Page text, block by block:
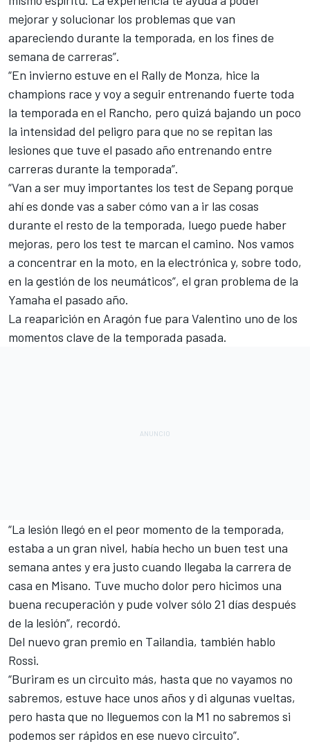
mejorar y solucionar los problemas que van
apareciendo durante la temporada, en los fines de
semana de carreras”.
“En invierno estuve en el Rally de Monza, hice la
champions race y voy a seguir entrenando fuerte toda
la temporada en el Rancho, pero quizá bajando un poco
la intensidad del peligro para que no se repitan las
lesiones que tuve el pasado año entrenando entre
carreras durante la temporada”.
“Van a ser muy importantes los test de Sepang porque
ahí es donde vas a saber cómo van a ir las cosas
durante el resto de la temporada, luego puede haber
mejoras, pero los test te marcan el camino. Nos vamos
a concentrar en la moto, en la electrónica y, sobre todo,
en la gestión de los neumáticos”, el gran problema de la
Yamaha el pasado año.
La reaparición en Aragón fue para Valentino uno de los
momentos clave de la temporada pasada.
“La lesión llegó en el peor momento de la temporada,
estaba a un gran nivel, había hecho un buen test una
semana antes y era justo cuando llegaba la carrera de
casa en Misano. Tuve mucho dolor pero hicimos una
buena recuperación y pude volver sólo 21 días después
de la lesión”, recordó.
Del nuevo gran premio en Tailandia, también hablo
Rossi.
“Buriram es un circuito más, hasta que no vayamos no
sabremos, estuve hace unos años y di algunas vueltas,
pero hasta que no lleguemos con la M1 no sabremos si
podemos ser rápidos en ese nuevo circuito”.